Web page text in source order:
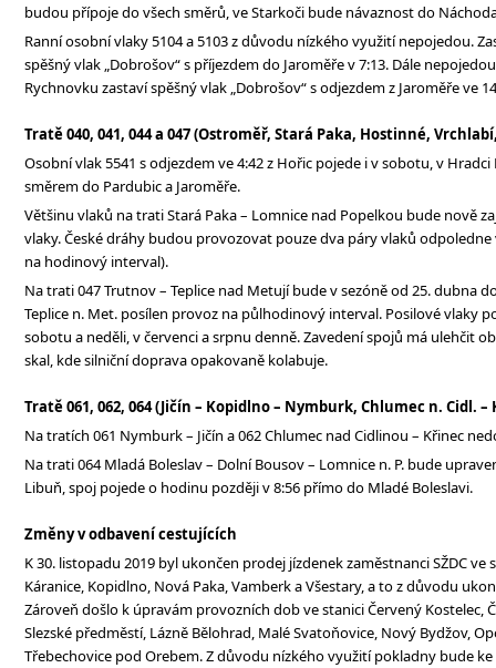
budou přípoje do všech směrů, ve Starkoči bude návaznost do
Ranní osobní vlaky 5104 a 5103 z důvodu nízkého využití nepojedou.
spěšný vlak „Dobrošov“ s příjezdem do Jaroměře v 7:13. Dále
Rychnovku zastaví spěšný vlak „Dobrošov“ s odjezdem z Jaroměře ve
Tratě 040, 041, 044 a 047 (Ostroměř, Stará Paka, Hostinné,
Osobní vlak 5541 s odjezdem ve 4:42 z Hořic pojede i v sobotu, v
směrem do Pardubic a Jaroměře.
Většinu vlaků na trati Stará Paka – Lomnice nad Popelkou bude nově
vlaky. České dráhy budou provozovat pouze dva páry vlaků
na hodinový interval).
Na trati 047 Trutnov – Teplice nad Metují bude v sezóně od 25. dubna
Teplice n. Met. posílen provoz na půlhodinový interval. Posilové vlaky
sobotu a neděli, v červenci a srpnu denně. Zavedení spojů má ulehčit
skal, kde silniční doprava opakovaně kolabuje.
Tratě 061, 062, 064 (Jičín – Kopidlno – Nymburk, Chlumec n. Cidl.
Na tratích 061 Nymburk – Jičín a 062 Chlumec nad Cidlinou – Křinec
Na trati 064 Mladá Boleslav – Dolní Bousov – Lomnice n. P. bude
Libuň, spoj pojede o hodinu později v 8:56 přímo do Mladé Boleslavi.
Změny v odbavení cestujících
K 30. listopadu 2019 byl ukončen prodej jízdenek zaměstnanci SŽDC
Káranice, Kopidlno, Nová Paka, Vamberk a Všestary, a to z důvodu
Zároveň došlo k úpravám provozních dob ve stanici Červený Kostelec,
Slezské předměstí, Lázně Bělohrad, Malé Svatoňovice, Nový Bydžov,
Třebechovice pod Orebem. Z důvodu nízkého využití pokladny bude